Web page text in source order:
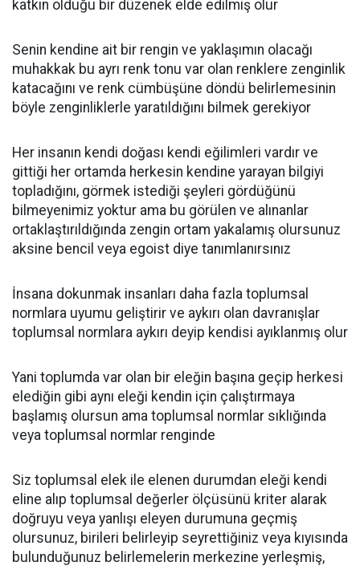
katkın olduğu bir düzenek elde edilmiş olur
Senin kendine ait bir rengin ve yaklaşımın olacağı
muhakkak bu ayrı renk tonu var olan renklere zenginlik
katacağını ve renk cümbüşüne döndü belirlemesinin
böyle zenginliklerle yaratıldığını bilmek gerekiyor
Her insanın kendi doğası kendi eğilimleri vardır ve
gittiği her ortamda herkesin kendine yarayan bilgiyi
topladığını, görmek istediği şeyleri gördüğünü
bilmeyenimiz yoktur ama bu görülen ve alınanlar
ortaklaştırıldığında zengin ortam yakalamış olursunuz
aksine bencil veya egoist diye tanımlanırsınız
İnsana dokunmak insanları daha fazla toplumsal
normlara uyumu geliştirir ve aykırı olan davranışlar
toplumsal normlara aykırı deyip kendisi ayıklanmış olur
Yani toplumda var olan bir eleğin başına geçip herkesi
elediğin gibi aynı eleği kendin için çalıştırmaya
başlamış olursun ama toplumsal normlar sıklığında
veya toplumsal normlar renginde
Siz toplumsal elek ile elenen durumdan eleği kendi
eline alıp toplumsal değerler ölçüsünü kriter alarak
doğruyu veya yanlışı eleyen durumuna geçmiş
olursunuz, birileri belirleyip seyrettiğiniz veya kıyısında
bulunduğunuz belirlemelerin merkezine yerleşmiş,